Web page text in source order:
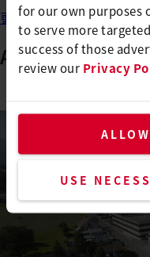
for our own purposes
to serve more
success of those
review our Privacy
USE
更多
Axetris AG